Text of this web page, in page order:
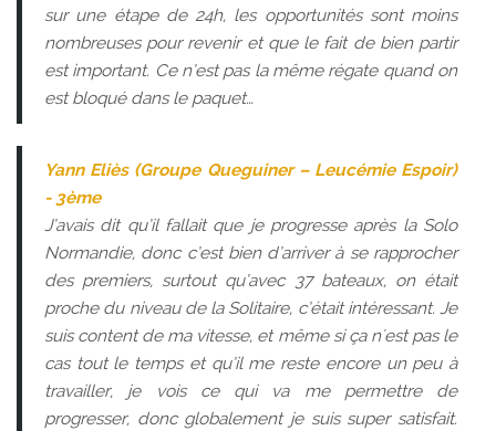
sur une étape de 24h, les opportunités sont moins
nombreuses pour revenir et que le fait de bien partir
est important. Ce n’est pas la même régate quand on
est bloqué dans le paquet…
Yann Eliès (Groupe Queguiner – Leucémie Espoir)
- 3ème
J’avais dit qu’il fallait que je progresse après la Solo
Normandie, donc c’est bien d’arriver à se rapprocher
des premiers, surtout qu’avec 37 bateaux, on était
proche du niveau de la Solitaire, c’était intéressant. Je
suis content de ma vitesse, et même si ça n'est pas le
cas tout le temps et qu’il me reste encore un peu à
travailler, je vois ce qui va me permettre de
progresser, donc globalement je suis super satisfait.